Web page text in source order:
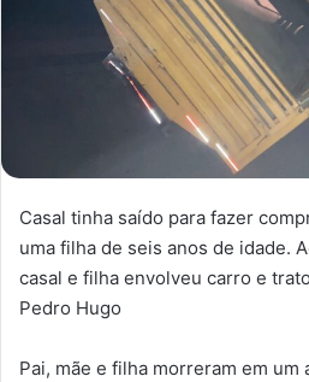
m
e
m
l
Casal tinha saído para fazer
uma filha de seis anos de idade.
casal e filha envolveu carro e
Pedro Hugo
Pai, mãe e filha morreram em